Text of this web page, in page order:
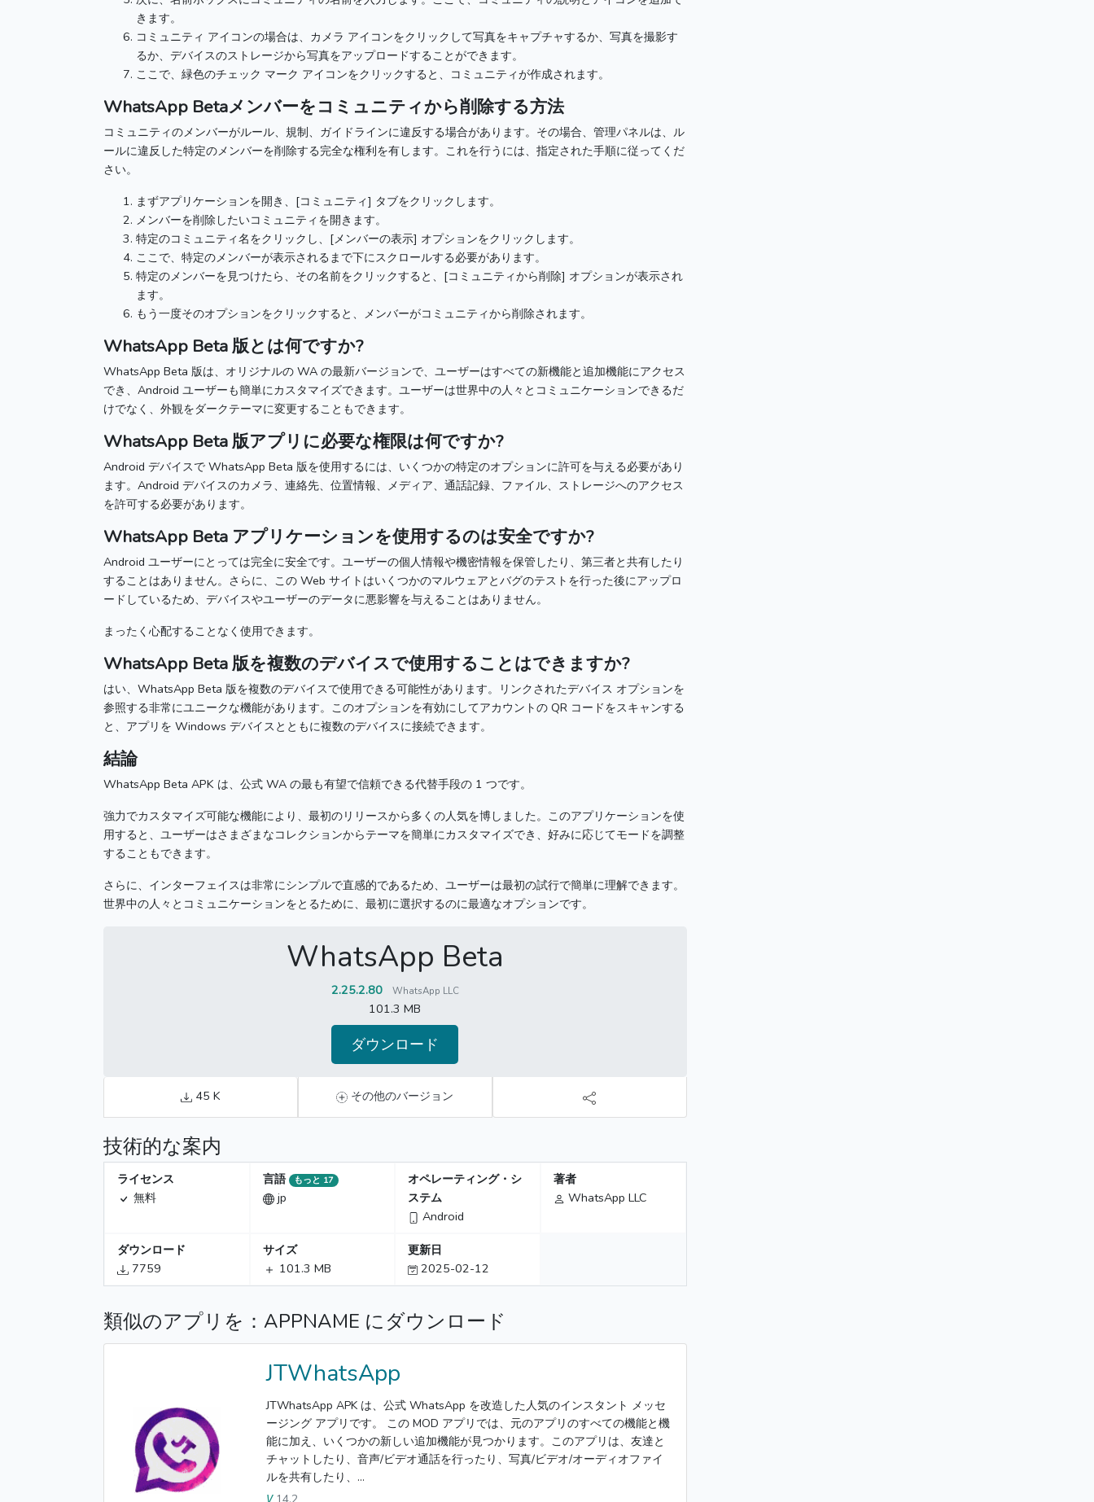
きます。
コミュニティ アイコンの場合は、カメラ アイコンをクリックして写真をキャプチャするか、写真を撮影す
るか、デバイスのストレージから写真をアップロードすることができます。
ここで、緑色のチェック マーク アイコンをクリックすると、コミュニティが作成されます。
WhatsApp Betaメンバーをコミュニティから削除する方法
コミュニティのメンバーがルール、規制、ガイドラインに違反する場合があります。 その場合、管理パネルは、ル
ールに違反した特定のメンバーを削除する完全な権利を有します。 これを行うには、指定された手順に従ってくだ
さい。
まずアプリケーションを開き、[コミュニティ] タブをクリックします。
メンバーを削除したいコミュニティを開きます。
特定のコミュニティ名をクリックし、[メンバーの表示] オプションをクリックします。
ここで、特定のメンバーが表示されるまで下にスクロールする必要があります。
特定のメンバーを見つけたら、その名前をクリックすると、[コミュニティから削除] オプションが表示され
ます。
もう一度そのオプションをクリックすると、メンバーがコミュニティから削除されます。
WhatsApp Beta版とは何ですか?
WhatsApp Beta 版は、オリジナルの WA の最新バージョンで、ユーザーはすべての新機能と追加機能にアクセス
でき、Android ユーザーも簡単にカスタマイズできます。 ユーザーは世界中の人々とコミュニケーションできるだ
けでなく、外観をダークテーマに変更することもできます。
WhatsApp Beta版アプリに必要な権限は何ですか?
Android デバイスで WhatsApp Beta 版を使用するには、いくつかの特定のオプションに許可を与える必要があり
ます。 Android デバイスのカメラ、連絡先、位置情報、メディア、通話記録、ファイル、ストレージへのアクセス
を許可する必要があります。
WhatsApp Beta アプリケーションを使用するのは安全ですか?
Android ユーザーにとっては完全に安全です。 ユーザーの個人情報や機密情報を保管したり、第三者と共有したり
することはありません。 さらに、この Web サイトはいくつかのマルウェアとバグのテストを行った後にアップロ
ードしているため、デバイスやユーザーのデータに悪影響を与えることはありません。
まったく心配することなく使用できます。
WhatsApp Beta版を複数のデバイスで使用することはできますか?
はい、 WhatsApp Beta 版を複数のデバイスで使用できる可能性があります。 リンクされたデバイス オプションを
参照する非常にユニークな機能があります。 このオプションを有効にしてアカウントの QR コードをスキャンする
と、アプリを Windows デバイスとともに複数のデバイスに接続できます。
結論
WhatsApp Beta APK は、公式 WA の最も有望で信頼できる代替手段の 1 つです。
強力でカスタマイズ可能な機能により、最初のリリースから多くの人気を博しました。 このアプリケーションを使
用すると、ユーザーはさまざまなコレクションからテーマを簡単にカスタマイズでき、好みに応じてモードを調整
することもできます。
さらに、インターフェイスは非常にシンプルで直感的であるため、ユーザーは最初の試行で簡単に理解できます。
世界中の人々とコミュニケーションをとるために、最初に選択するのに最適なオプションです。
WhatsApp Beta
2.25.2.80 WhatsApp LLC
101.3 MB
ダウンロード
45 K その他のバージョン
技術的な案内
ライセンス
無料
言語 もっと 17
jp
オペレーティング・シ
ステム
Android
著者
WhatsApp LLC
ダウンロード
7759
サイズ
101.3 MB
更新日
2025-02-12
類似のアプリを：APPNAME にダウンロード
JTWhatsApp
JTWhatsApp APK は、公式 WhatsApp を改造した人気のインスタント メッセ
ージング アプリです。 この MOD アプリでは、元のアプリのすべての機能と機
能に加え、いくつかの新しい追加機能が見つかります。このアプリは、友達と
チャットしたり、音声/ビデオ通話を行ったり、写真/ビデオ/オーディオファイ
ルを共有したり、...
V